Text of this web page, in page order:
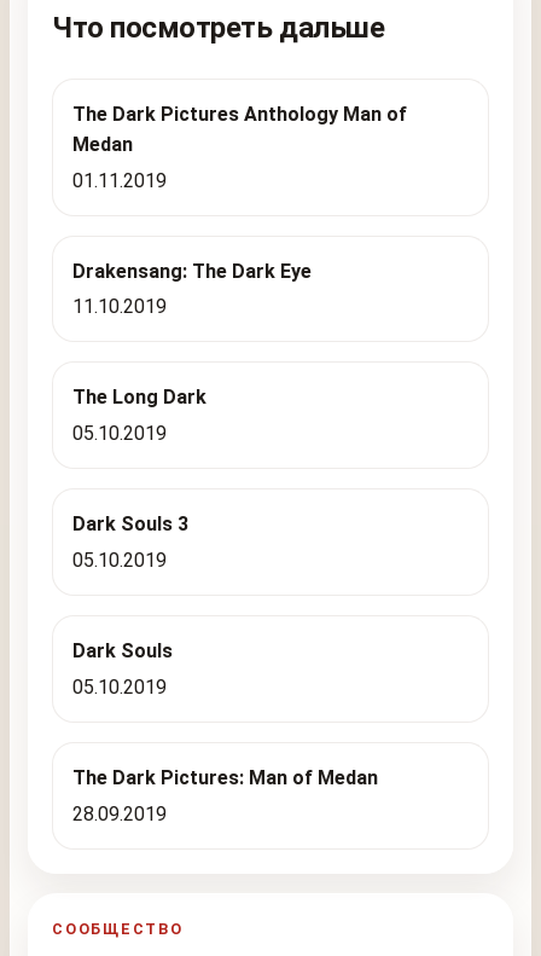
Что посмотреть дальше
The Dark Pictures Anthology Man of
Medan
01.11.2019
Drakensang: The Dark Eye
11.10.2019
The Long Dark
05.10.2019
Dark Souls 3
05.10.2019
Dark Souls
05.10.2019
The Dark Pictures: Man of Medan
28.09.2019
СООБЩЕСТВО